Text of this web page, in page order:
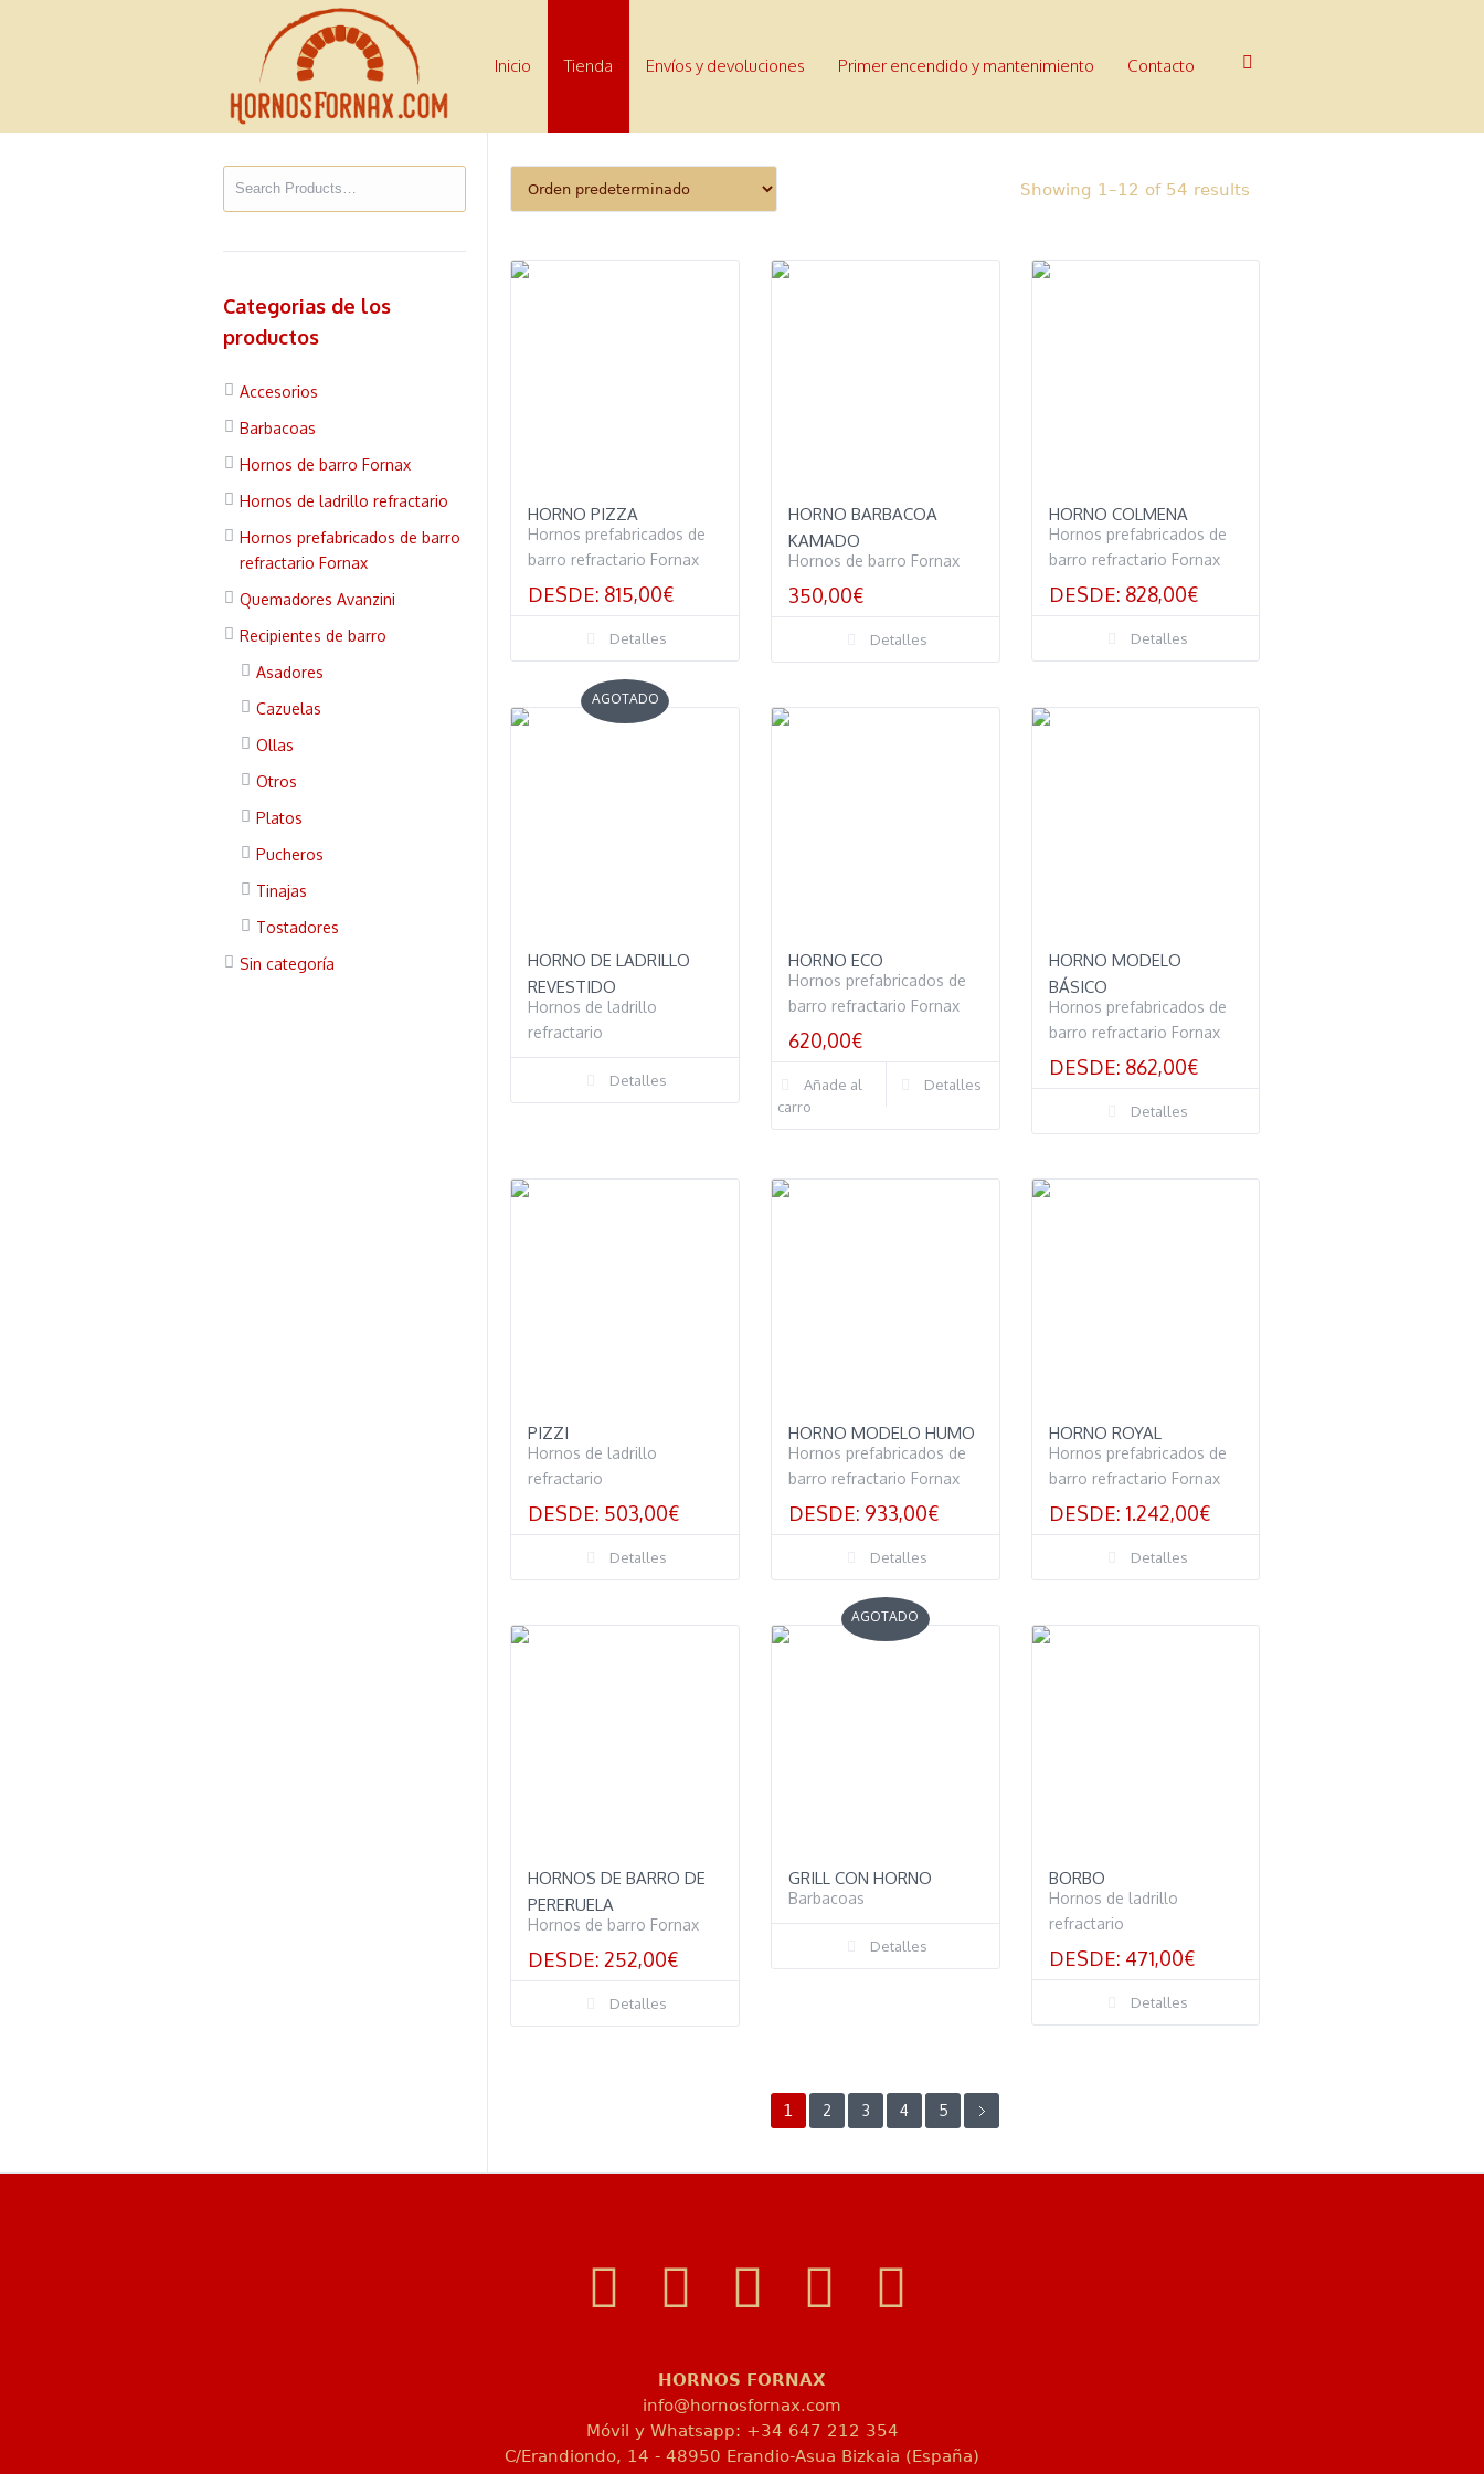
Inicio Tienda Envíos y devoluciones Primer encendido y mantenimiento Contacto
Showing 1–12 of 54 results
HORNO PIZZA
Hornos prefabricados de
barro refractario Fornax
DESDE: 815,00€
Detalles
HORNO BARBACOA
KAMADO
Hornos de barro Fornax
350,00€
Detalles
HORNO COLMENA
Hornos prefabricados de
barro refractario Fornax
DESDE: 828,00€
Detalles
AGOTADO
HORNO DE LADRILLO
REVESTIDO
Hornos de ladrillo
refractario
Detalles
HORNO ECO
Hornos prefabricados de
barro refractario Fornax
620,00€
Añade al
carro
Detalles
HORNO MODELO
BÁSICO
Hornos prefabricados de
barro refractario Fornax
DESDE: 862,00€
Detalles
PIZZI
Hornos de ladrillo
refractario
DESDE: 503,00€
Detalles
HORNO MODELO HUMO
Hornos prefabricados de
barro refractario Fornax
DESDE: 933,00€
Detalles
HORNO ROYAL
Hornos prefabricados de
barro refractario Fornax
DESDE: 1.242,00€
Detalles
HORNOS DE BARRO DE
PERERUELA
Hornos de barro Fornax
DESDE:252,00€
Detalles
AGOTADO
GRILL CON HORNO
Barbacoas
Detalles
BORBO
Hornos de ladrillo
refractario
DESDE: 471,00€
Detalles
1 2 3 4 5
Categorias de los
productos
Accesorios
Barbacoas
Hornos de barro Fornax
Hornos de ladrillo refractario
Hornos prefabricados de barro
refractario Fornax
Quemadores Avanzini
Recipientes de barro
Asadores
Cazuelas
Ollas
Otros
Platos
Pucheros
Tinajas
Tostadores
Sin categoría
HORNOS FORNAX
info@hornosfornax.com
Móvil y Whatsapp: +34 647 212 354
C/Erandiondo, 14 - 48950 Erandio-Asua Bizkaia (España)